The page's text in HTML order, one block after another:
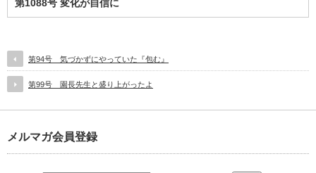
第1088号 変化が自信に
第94号 気づかずにやっていた『包む』
第99号 園長先生と盛り上がったよ
メルマガ会員登録